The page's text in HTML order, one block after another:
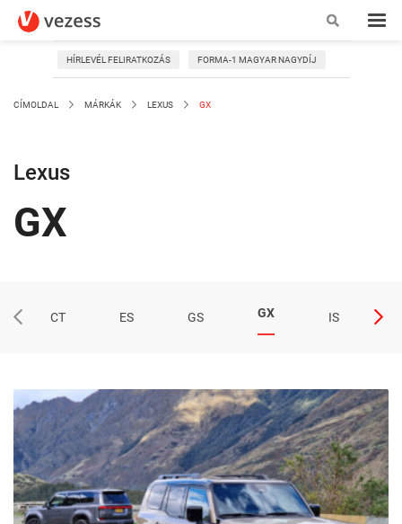
HÍRLEVÉL FELIRATKOZÁS FORMA-1 MAGYAR NAGYDÍJ
CÍMOLDAL MÁRKÁK LEXUS GX
Lexus
GX
CT ES GS GX IS